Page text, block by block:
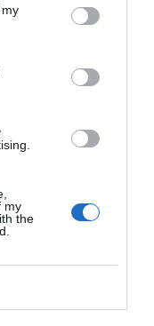
my
the
smör och